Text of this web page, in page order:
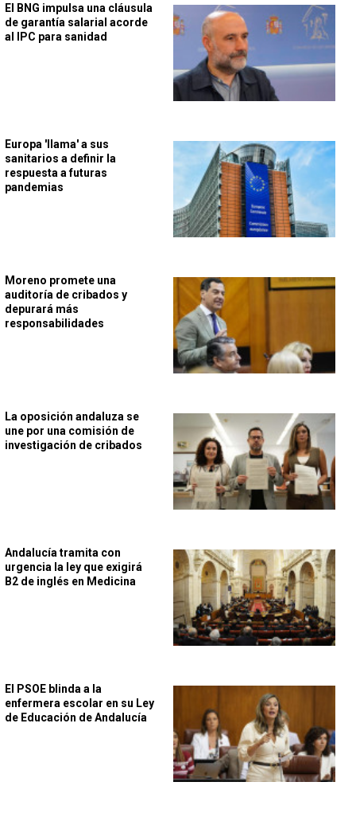
El BNG impulsa una cláusula
de garantía salarial acorde
al IPC para sanidad
Europa 'llama' a sus
sanitarios a definir la
respuesta a futuras
pandemias
Moreno promete una
auditoría de cribados y
depurará más
responsabilidades
La oposición andaluza se
une por una comisión de
investigación de cribados
Andalucía tramita con
urgencia la ley que exigirá
B2 de inglés en Medicina
El PSOE blinda a la
enfermera escolar en su Ley
de Educación de Andalucía